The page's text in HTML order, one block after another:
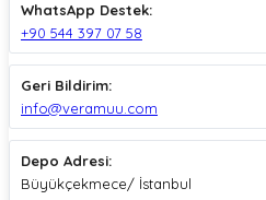
WhatsApp Destek:
+90 544 397 07 58
Geri Bildirim:
info@veramuu.com
Depo Adresi:
Büyükçekmece/ İstanbul